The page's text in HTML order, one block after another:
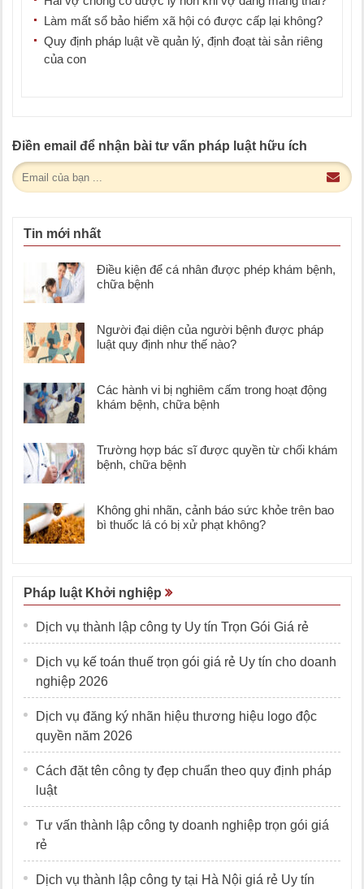
Làm mất sổ bảo hiểm xã hội có được cấp lại không?
Quy định pháp luật về quản lý, định đoạt tài sản riêng
của con
Điền email để nhận bài tư vấn pháp luật hữu ích
Tin mới nhất
Điều kiện để cá nhân được phép khám bệnh,
chữa bệnh
Người đại diện của người bệnh được pháp
luật quy định như thế nào?
Các hành vi bị nghiêm cấm trong hoạt động
khám bệnh, chữa bệnh
Trường hợp bác sĩ được quyền từ chối khám
bệnh, chữa bệnh
Không ghi nhãn, cảnh báo sức khỏe trên bao
bì thuốc lá có bị xử phạt không?
Pháp luật Khởi nghiệp
Dịch vụ thành lập công ty Uy tín Trọn Gói Giá rẻ
Dịch vụ kế toán thuế trọn gói giá rẻ Uy tín cho doanh
nghiệp 2026
Dịch vụ đăng ký nhãn hiệu thương hiệu logo độc
quyền năm 2026
Cách đặt tên công ty đẹp chuẩn theo quy định pháp
luật
Tư vấn thành lập công ty doanh nghiệp trọn gói giá
rẻ
Dịch vụ thành lập công ty tại Hà Nội giá rẻ Uy tín